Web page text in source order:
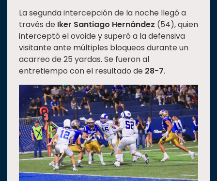
La segunda intercepción de la noche llegó a
través de Iker Santiago Hernández (54), quien
interceptó el ovoide y superó a la defensiva
visitante ante múltiples bloqueos durante un
acarreo de 25 yardas. Se fueron al
entretiempo con el resultado de 28-7.